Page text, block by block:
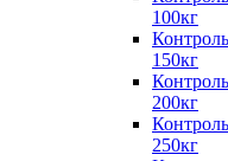
100кг
150кг
200кг
250кг